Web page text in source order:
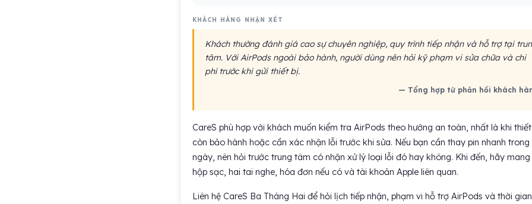
KHÁCH HÀNG NHẬN XÉT
Khách thường đánh giá cao sự chuyên nghiệp, quy trình tiếp nhận và hỗ trợ tại
tâm. Với AirPods ngoài bảo hành, người dùng nên hỏi kỹ phạm vi sửa chữa và chi
phí trước khi gửi thiết bị.
— Tổng hợp từ phản hồi khách
CareS phù hợp với khách muốn kiểm tra AirPods theo hướng an toàn, nhất là khi
còn bảo hành hoặc cần xác nhận lỗi trước khi sửa. Nếu bạn cần thay pin nhanh trong
ngày, nên hỏi trước trung tâm có nhận xử lý loại lỗi đó hay không. Khi đến, hãy mang
hộp sạc, hai tai nghe, hóa đơn nếu có và tài khoản Apple liên quan.
Liên hệ CareS Ba Tháng Hai để hỏi lịch tiếp nhận, phạm vi hỗ trợ AirPods và thời